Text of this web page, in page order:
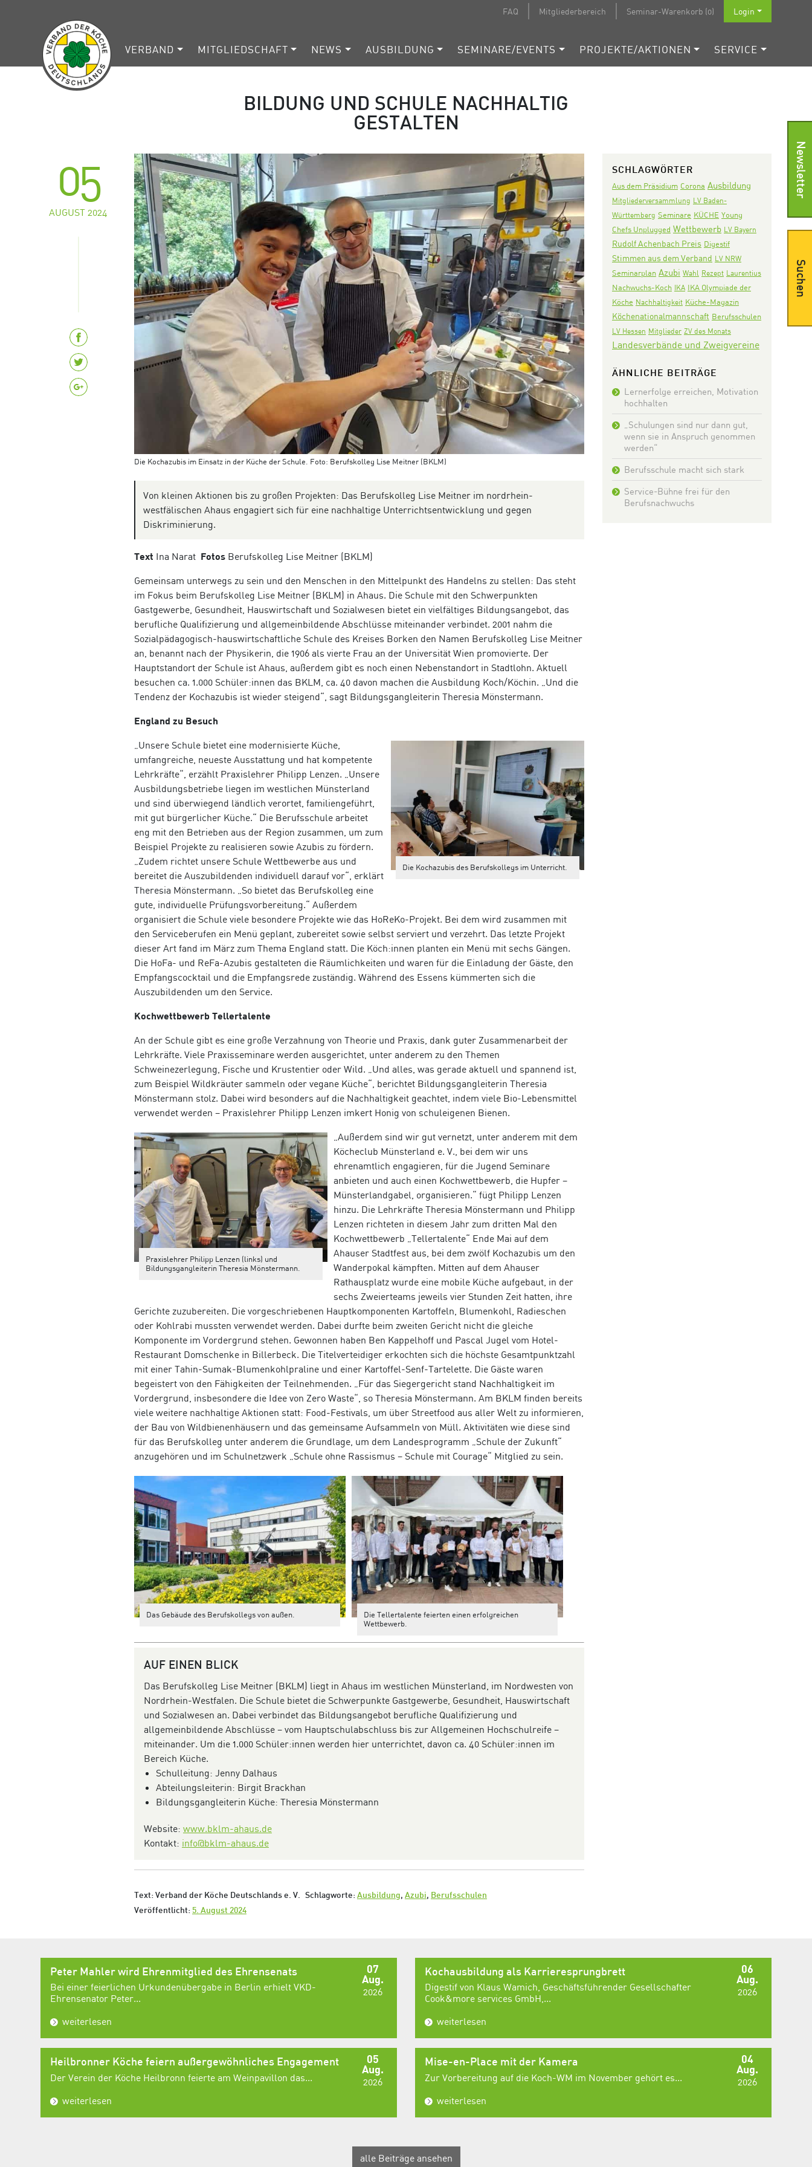
FAQ Mitgliederbereich Seminar-Warenkorb (0) Login
VERBAND MITGLIEDSCHAFT NEWS AUSBILDUNG SEMINARE/EVENTS PROJEKTE/AKTIONEN SERVICE
BILDUNG UND SCHULE NACHHALTIG
GESTALTEN
05
AUGUST 2024
Die Kochazubis im Einsatz in der Küche der Schule. Foto: Berufskolleg Lise Meitner (BKLM)
Von kleinen Aktionen bis zu großen Projekten: Das Berufskolleg Lise Meitner im nordrhein-
westfälischen Ahaus engagiert sich für eine nachhaltige Unterrichtsentwicklung und gegen
Diskriminierung.
Text Ina Narat Fotos Berufskolleg Lise Meitner (BKLM)
Gemeinsam unterwegs zu sein und den Menschen in den Mittelpunkt des Handelns zu stellen: Das steht
im Fokus beim Berufskolleg Lise Meitner (BKLM) in Ahaus. Die Schule mit den Schwerpunkten
Gastgewerbe, Gesundheit, Hauswirtschaft und Sozialwesen bietet ein vielfältiges Bildungsangebot, das
berufliche Qualifizierung und allgemeinbildende Abschlüsse miteinander verbindet. 2001 nahm die
Sozialpädagogisch-hauswirtschaftliche Schule des Kreises Borken den Namen Berufskolleg Lise Meitner
an, benannt nach der Physikerin, die 1906 als vierte Frau an der Universität Wien promovierte. Der
Hauptstandort der Schule ist Ahaus, außerdem gibt es noch einen Nebenstandort in Stadtlohn. Aktuell
besuchen ca. 1.000 Schüler:innen das BKLM, ca. 40 davon machen die Ausbildung Koch/Köchin. „Und die
Tendenz der Kochazubis ist wieder steigend“, sagt Bildungsgangleiterin Theresia Mönstermann.
England zu Besuch
Die Kochazubis des Berufskollegs im Unterricht.
„Unsere Schule bietet eine modernisierte Küche,
umfangreiche, neueste Ausstattung und hat kompetente
Lehrkräfte“, erzählt Praxislehrer Philipp Lenzen. „Unsere
Ausbildungsbetriebe liegen im westlichen Münsterland
und sind überwiegend ländlich verortet, familiengeführt,
mit gut bürgerlicher Küche.“ Die Berufsschule arbeitet
eng mit den Betrieben aus der Region zusammen, um zum
Beispiel Projekte zu realisieren sowie Azubis zu fördern.
„Zudem richtet unsere Schule Wettbewerbe aus und
bereitet die Auszubildenden individuell darauf vor“, erklärt
Theresia Mönstermann. „So bietet das Berufskolleg eine
gute, individuelle Prüfungsvorbereitung.“ Außerdem
organisiert die Schule viele besondere Projekte wie das HoReKo-Projekt. Bei dem wird zusammen mit
den Serviceberufen ein Menü geplant, zubereitet sowie selbst serviert und verzehrt. Das letzte Projekt
dieser Art fand im März zum Thema England statt. Die Köch:innen planten ein Menü mit sechs Gängen.
Die HoFa- und ReFa-Azubis gestalteten die Räumlichkeiten und waren für die Einladung der Gäste, den
Empfangscocktail und die Empfangsrede zuständig. Während des Essens kümmerten sich die
Auszubildenden um den Service.
Kochwettbewerb Tellertalente
An der Schule gibt es eine große Verzahnung von Theorie und Praxis, dank guter Zusammenarbeit der
Lehrkräfte. Viele Praxisseminare werden ausgerichtet, unter anderem zu den Themen
Schweinezerlegung, Fische und Krustentier oder Wild. „Und alles, was gerade aktuell und spannend ist,
zum Beispiel Wildkräuter sammeln oder vegane Küche“, berichtet Bildungsgangleiterin Theresia
Mönstermann stolz. Dabei wird besonders auf die Nachhaltigkeit geachtet, indem viele Bio-Lebensmittel
verwendet werden – Praxislehrer Philipp Lenzen imkert Honig von schuleigenen Bienen.
Praxislehrer Philipp Lenzen (links) und
Bildungsgangleiterin Theresia Mönstermann.
„Außerdem sind wir gut vernetzt, unter anderem mit dem
Köcheclub Münsterland e. V., bei dem wir uns
ehrenamtlich engagieren, für die Jugend Seminare
anbieten und auch einen Kochwettbewerb, die Hupfer –
Münsterlandgabel, organisieren.“ fügt Philipp Lenzen
hinzu. Die Lehrkräfte Theresia Mönstermann und Philipp
Lenzen richteten in diesem Jahr zum dritten Mal den
Kochwettbewerb „Tellertalente“ Ende Mai auf dem
Ahauser Stadtfest aus, bei dem zwölf Kochazubis um den
Wanderpokal kämpften. Mitten auf dem Ahauser
Rathausplatz wurde eine mobile Küche aufgebaut, in der
sechs Zweierteams jeweils vier Stunden Zeit hatten, ihre
Gerichte zuzubereiten. Die vorgeschriebenen Hauptkomponenten Kartoffeln, Blumenkohl, Radieschen
oder Kohlrabi mussten verwendet werden. Dabei durfte beim zweiten Gericht nicht die gleiche
Komponente im Vordergrund stehen. Gewonnen haben Ben Kappelhoff und Pascal Jugel vom Hotel-
Restaurant Domschenke in Billerbeck. Die Titelverteidiger erkochten sich die höchste Gesamtpunktzahl
mit einer Tahin-Sumak-Blumenkohlpraline und einer Kartoffel-Senf-Tartelette. Die Gäste waren
begeistert von den Fähigkeiten der Teilnehmenden. „Für das Siegergericht stand Nachhaltigkeit im
Vordergrund, insbesondere die Idee von Zero Waste“, so Theresia Mönstermann. Am BKLM finden bereits
viele weitere nachhaltige Aktionen statt: Food-Festivals, um über Streetfood aus aller Welt zu informieren,
der Bau von Wildbienenhäusern und das gemeinsame Aufsammeln von Müll. Aktivitäten wie diese sind
für das Berufskolleg unter anderem die Grundlage, um dem Landesprogramm „Schule der Zukunft“
anzugehören und im Schulnetzwerk „Schule ohne Rassismus – Schule mit Courage“ Mitglied zu sein.
Das Gebäude des Berufskollegs von außen.
Die Tellertalente feierten einen erfolgreichen
Wettbewerb.
AUF EINEN BLICK
Das Berufskolleg Lise Meitner (BKLM) liegt in Ahaus im westlichen Münsterland, im Nordwesten von
Nordrhein-Westfalen. Die Schule bietet die Schwerpunkte Gastgewerbe, Gesundheit, Hauswirtschaft
und Sozialwesen an. Dabei verbindet das Bildungsangebot berufliche Qualifizierung und
allgemeinbildende Abschlüsse – vom Hauptschulabschluss bis zur Allgemeinen Hochschulreife –
miteinander. Um die 1.000 Schüler:innen werden hier unterrichtet, davon ca. 40 Schüler:innen im
Bereich Küche.
Schulleitung: Jenny Dalhaus
Abteilungsleiterin: Birgit Brackhan
Bildungsgangleiterin Küche: Theresia Mönstermann
Website: www.bklm-ahaus.de
Kontakt: info@bklm-ahaus.de
Text: Verband der Köche Deutschlands e. V. Schlagworte: Ausbildung, Azubi, Berufsschulen
Veröffentlicht: 5. August 2024
SCHLAGWÖRTER
Aus dem Präsidium Corona Ausbildung
Mitgliederversammlung LV Baden-
Württemberg Seminare KÜCHE Young
Chefs Unplugged Wettbewerb LV Bayern
Rudolf Achenbach Preis Digestif
Stimmen aus dem Verband LV NRW
Seminarplan Azubi Wahl Rezept Laurentius
Nachwuchs-Koch IKA IKA Olympiade der
Köche Nachhaltigkeit Küche-Magazin
Köchenationalmannschaft Berufsschulen
LV Hessen Mitglieder ZV des Monats
Landesverbände und Zweigvereine
ÄHNLICHE BEITRÄGE
Lernerfolge erreichen, Motivation
hochhalten
„Schulungen sind nur dann gut,
wenn sie in Anspruch genommen
werden“
Berufsschule macht sich stark
Service-Bühne frei für den
Berufsnachwuchs
07
Aug.
2026
Peter Mahler wird Ehrenmitglied des Ehrensenats
Bei einer feierlichen Urkundenübergabe in Berlin erhielt VKD-
Ehrensenator Peter...
weiterlesen
06
Aug.
2026
Kochausbildung als Karrieresprungbrett
Digestif von Klaus Wamich, Geschäftsführender Gesellschafter
Cook&more services GmbH,...
weiterlesen
05
Aug.
2026
Heilbronner Köche feiern außergewöhnliches Engagement
Der Verein der Köche Heilbronn feierte am Weinpavillon das...
weiterlesen
04
Aug.
2026
Mise-en-Place mit der Kamera
Zur Vorbereitung auf die Koch-WM im November gehört es...
weiterlesen
alle Beiträge ansehen
Newsletter
Suchen